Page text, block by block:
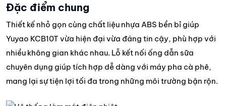
Đặc điểm chung
Thiết kế nhỏ gọn cùng chất liệu nhựa ABS bền bỉ giúp
Yuyao KCB10T vừa hiện đại vừa đáng tin cậy, phù hợp với
nhiều không gian khác nhau. Lỗ kết nối ống dẫn sữa
chuyên dụng giúp tích hợp dễ dàng với máy pha cà phê,
mang lại sự tiện lợi tối đa trong những môi trường bận rộn.